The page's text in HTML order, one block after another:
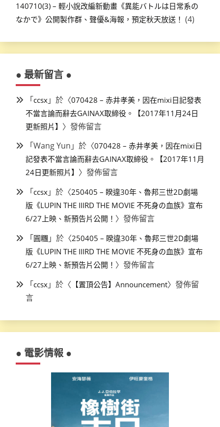
140710(3) – 輕小說改編新動畫《異能バトルは日常系の
なかで》公開製作群、聲優&海報，預定秋天放送！ (4)
● 最新留言 ●
「ccsx 」於〈070428 – 赤井孝美，因在mixi日記發表
不當言論而辭去GAINAX取締役。【2017年11月24日
更新照片】 〉發佈留言
「Wang Yun 」於〈070428 – 赤井孝美，因在mixi日
記發表不當言論而辭去GAINAX取締役。【2017年11月
24日更新照片】 〉發佈留言
「ccsx 」於〈250405 – 睽違30年、魯邦三世2D劇場
版《LUPIN THE IIIRD THE MOVIE 不死身の血族》宣布
6/27上映、新預告片公開！ 〉發佈留言
「圓糰 」於〈250405 – 睽違30年、魯邦三世2D劇場
版《LUPIN THE IIIRD THE MOVIE 不死身の血族》宣布
6/27上映、新預告片公開！ 〉發佈留言
「ccsx 」於〈 【置頂公告】Announcement〉發佈留
言
● 電影情報 ●